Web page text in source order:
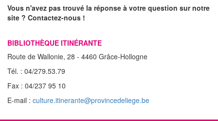
Vous n'avez pas trouvé la réponse à votre question sur notre
site ? Contactez-nous !
BIBLIOTHÈQUE ITINÉRANTE
Route de Wallonie, 28 - 4460 Grâce-Hollogne
Tél. : 04/279.53.79
Fax : 04/237 95 10
E-mail : culture.itinerante@provincedeliege.be